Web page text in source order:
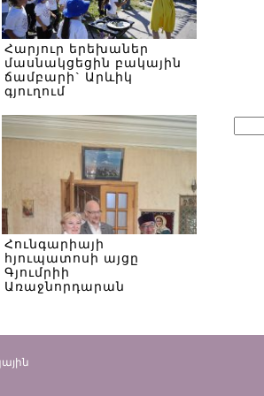
Հարյուր երեխաներ
մասնակցեցին բակային
ճամբարի` Արևիկ
գյուղում
Հունգարիայի
հյուպատոսի այցը
Գյումրիի
Առաջնորդարան
for: